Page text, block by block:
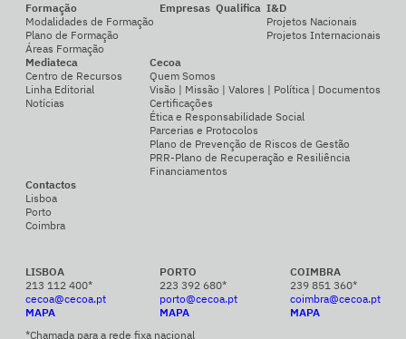
Formação
Modalidades de Formação
Plano de Formação
Áreas Formação
Empresas Qualifica I&D
Projetos Nacionais
Projetos Internacionais
Mediateca
Centro de Recursos
Linha Editorial
Notícias
Cecoa
Quem Somos
Visão | Missão | Valores | Política | Documentos
Certificações
Ética e Responsabilidade Social
Parcerias e Protocolos
Plano de Prevenção de Riscos de Gestão
PRR-Plano de Recuperação e Resiliência
Financiamentos
Contactos
Lisboa
Porto
Coimbra
LISBOA
213 112 400*
cecoa@cecoa.pt
MAPA
PORTO
223 392 680*
porto@cecoa.pt
MAPA
COIMBRA
239 851 360*
coimbra@cecoa.pt
MAPA
*Chamada para a rede fixa nacional